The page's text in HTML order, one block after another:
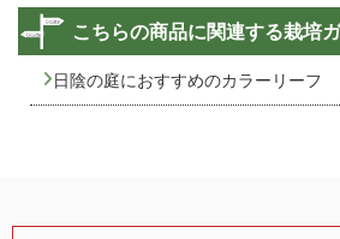
こちらの商品に関連する栽培
日陰の庭におすすめのカラーリーフ